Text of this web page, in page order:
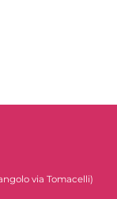
via Tomacelli)